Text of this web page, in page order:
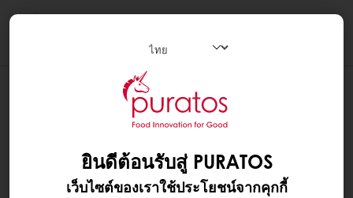
ยินดีต้อนรับสู่ PURATOS
เว็บไซต์ของเราใช้ประโยชน์จากคุกกี้